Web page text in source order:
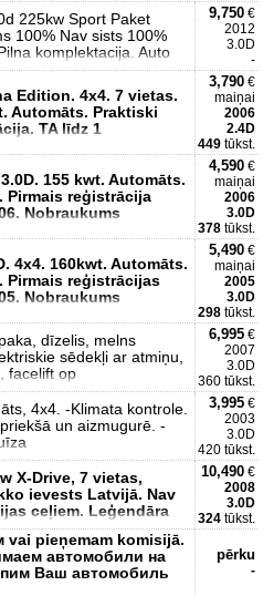
225kw Sport Paket
100% Nav sists 100%
komplektacija. Auto
9,750 €
2012
3.0D
-
Edition. 4x4. 7 vietas.
Automāts. Praktiski
TA līdz 1
3,790 €
maiņai
2006
2.4D
449 tūkst.
155 kwt. Automāts.
Pirmais reģistrācija
Nobraukums
4,590 €
maiņai
2006
3.0D
378 tūkst.
4x4. 160kwt. Automāts.
Pirmais reģistrācijas
Nobraukums
5,490 €
maiņai
2005
3.0D
298 tūkst.
dīzelis, melns
sēdekļi ar atmiņu,
facelift op
6,995 €
2007
3.0D
360 tūkst.
4x4. -Klimata kontrole.
un aizmugurē. -
3,995 €
2003
3.0D
420 tūkst.
X-Drive, 7 vietas,
ievests Latvijā. Nav
ceļiem. Leģendāra
10,490 €
2008
3.0D
324 tūkst.
vai pieņemam komisijā.
автомобили на
Ваш автомобиль
pērku
-